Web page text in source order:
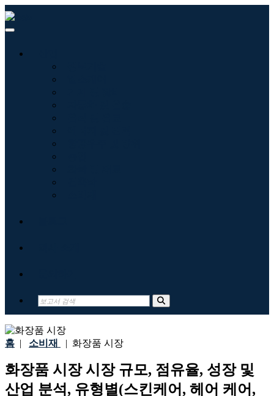
홈 | 소비재 | 화장품 시장
화장품 시장 시장 규모, 점유율, 성장 및
산업 분석, 유형별(스킨케어, 헤어 케어,